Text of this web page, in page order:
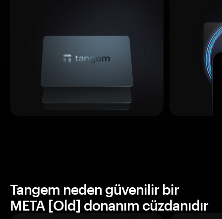
Tangem neden güvenilir bir
META [Old] donanım cüzdanıdır